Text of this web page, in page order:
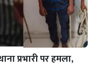
प्रभारी पर हमला,